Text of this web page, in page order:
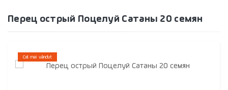
Перец острый Поцелуй Сатаны 20 семян
Cel mai vândut